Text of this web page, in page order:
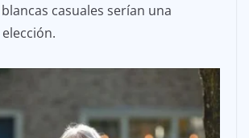
casuales serían una